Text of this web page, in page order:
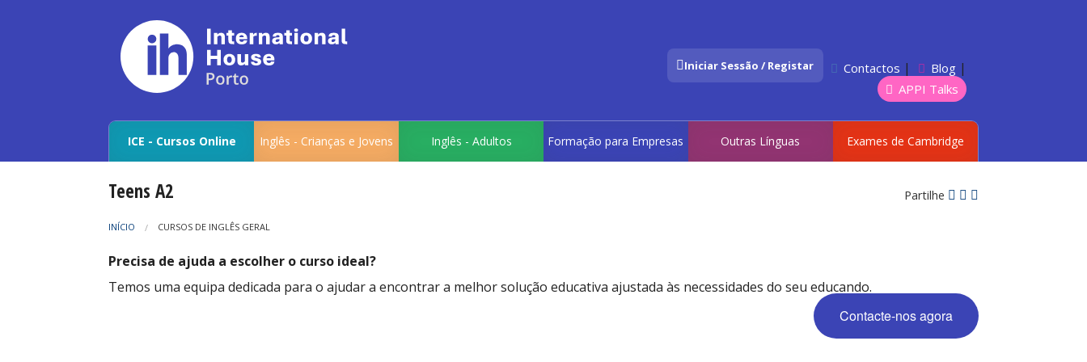
Iniciar Sessão / Registar Contactos | Blog|
APPI Talks
ICE - Cursos Online Inglês - Crianças e Jovens Inglês - Adultos Formação para Empresas Outras Línguas Exames de Cambridge
Teens A2
INÍCIO CURSOS DE INGLÊS GERAL
Partilhe
Precisa de ajuda a escolher o curso ideal?
Temos uma equipa dedicada para o ajudar a encontrar a melhor solução educativa ajustada às necessidades do seu educando.
Contacte-nos agora